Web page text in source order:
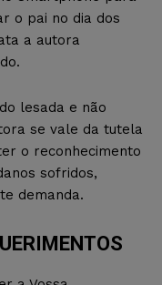
o pai no dia dos
a autora
lesada e não
se vale da tutela
o reconhecimento
sofridos,
demanda.